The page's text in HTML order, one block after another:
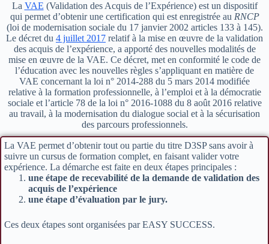
La VAE (Validation des Acquis de l’Expérience) est un dispositif
qui permet d’obtenir une certification qui est enregistrée au RNCP
(loi de modernisation sociale du 17 janvier 2002 articles 133 à 145).
Le décret du 4 juillet 2017 relatif à la mise en œuvre de la validation
des acquis de l’expérience, a apporté des nouvelles modalités de
mise en œuvre de la VAE. Ce décret, met en conformité le code de
l’éducation avec les nouvelles règles s’appliquant en matière de
VAE concernant la loi n° 2014-288 du 5 mars 2014 modifiée
relative à la formation professionnelle, à l’emploi et à la démocratie
sociale et l’article 78 de la loi n° 2016-1088 du 8 août 2016 relative
au travail, à la modernisation du dialogue social et à la sécurisation
des parcours professionnels.
La VAE permet d’obtenir tout ou partie du titre D3SP sans avoir à
suivre un cursus de formation complet, en faisant valider votre
expérience. La démarche est faite en deux étapes principales :
une étape de recevabilité de la demande de validation des
acquis de l’expérience
une étape d’évaluation par le jury.
Ces deux étapes sont organisées par EASY SUCCESS.